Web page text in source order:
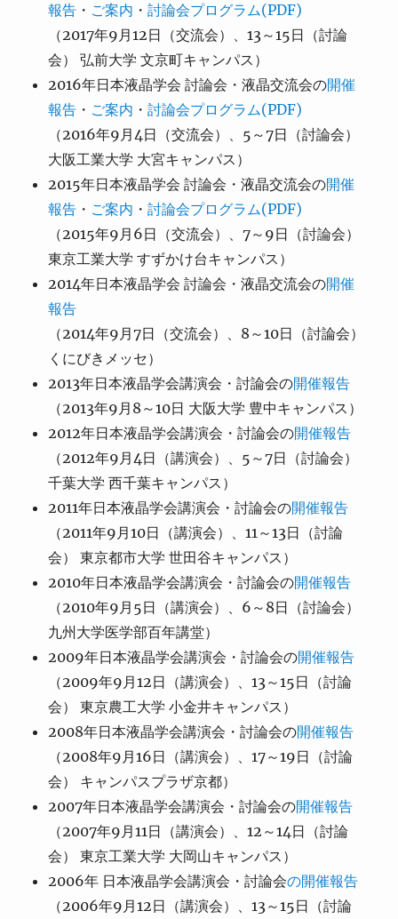
報告 ・ ご案内 ・討論会プログラム(PDF)
（2017年9月12日（交流会）、13～15日（討論
会） 弘前大学 文京町キャンパス）
2016年日本液晶学会 討論会・液晶交流会の開催
報告 ・ ご案内 ・討論会プログラム(PDF)
（2016年9月4日（交流会）、5～7日（討論会）
大阪工業大学 大宮キャンパス）
2015年日本液晶学会 討論会・液晶交流会の開催
報告 ・ ご案内 ・討論会プログラム(PDF)
（2015年9月6日（交流会）、7～9日（討論会）
東京工業大学 すずかけ台キャンパス）
2014年日本液晶学会 討論会・液晶交流会の開催
報告
（2014年9月7日（交流会）、8～10日（討論会）
くにびきメッセ）
2013年日本液晶学会講演会・討論会の開催報告
（2013年9月8～10日 大阪大学 豊中キャンパス）
2012年日本液晶学会講演会・討論会の開催報告
（2012年9月4日（講演会）、5～7日（討論会）
千葉大学 西千葉キャンパス）
2011年日本液晶学会講演会・討論会の開催報告
（2011年9月10日（講演会）、11～13日（討論
会） 東京都市大学 世田谷キャンパス）
2010年日本液晶学会講演会・討論会の開催報告
（2010年9月5日（講演会）、6～8日（討論会）
九州大学医学部百年講堂）
2009年日本液晶学会講演会・討論会の開催報告
（2009年9月12日（講演会）、13～15日（討論
会） 東京農工大学 小金井キャンパス）
2008年日本液晶学会講演会・討論会の開催報告
（2008年9月16日（講演会）、17～19日（討論
会） キャンパスプラザ京都）
2007年日本液晶学会講演会・討論会の開催報告
（2007年9月11日（講演会）、12～14日（討論
会） 東京工業大学 大岡山キャンパス）
2006年 日本液晶学会講演会・討論会の開催報告
（2006年9月12日（講演会）、13～15日（討論